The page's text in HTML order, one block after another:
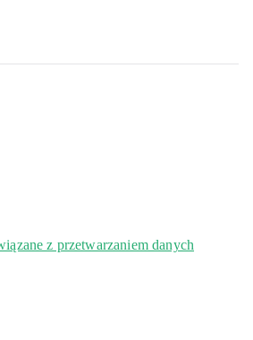
z przetwarzaniem danych